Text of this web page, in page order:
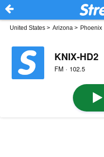
United States > Arizona > Phoenix
KNIX-HD2
FM · 102.5